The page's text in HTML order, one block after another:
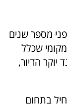
מספר שנים
שכלל
הדיור,
העושים חיל בתחום